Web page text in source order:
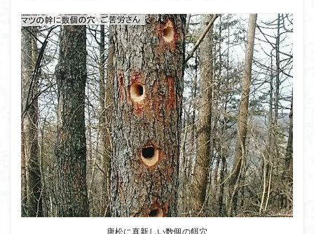
唐松に真新しい数個の餌穴
北アルプス
前日光 前山
利根
初心者向け
初心者 冬桜 冠ヶ岳
兵庫県
八風山
八海山 伊豆
八国山
八十八か所巡り
八ヶ岳
兜造りの江戸時代後期の民家
兜山 兎藪
偉人
信濃川上
佐野峠 佐野 佐竹寺
低山
伊香保温泉
伊豆大島 黒ブナ
検索